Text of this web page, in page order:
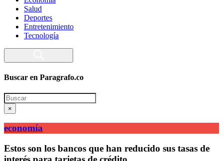
Salud
Deportes
Entretenimiento
Tecnología
Buscar en Paragrafo.co
Search
×
economía
Estos son los bancos que han reducido sus tasas de